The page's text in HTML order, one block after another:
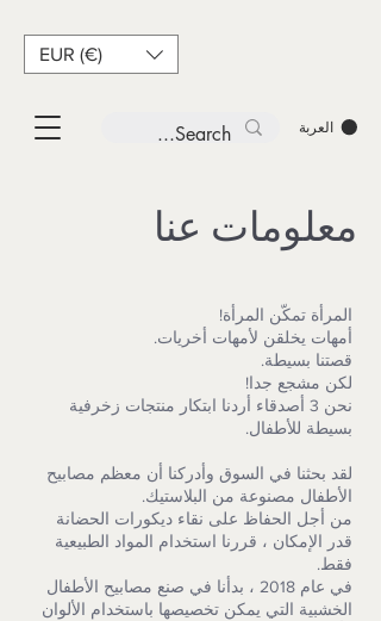
EUR (€)
العربة
معلومات عنا
المرأة تمكّن المرأة!
أمهات يخلقن لأمهات أخريات.
قصتنا بسيطة.
لكن مشجع جدا!
نحن 3 أصدقاء أردنا ابتكار منتجات زخرفية
بسيطة للأطفال.
لقد بحثنا في السوق وأدركنا أن معظم مصابيح
الأطفال مصنوعة من البلاستيك.
من أجل الحفاظ على نقاء ديكورات الحضانة
قدر الإمكان ، قررنا استخدام المواد الطبيعية
فقط.
في عام 2018 ، بدأنا في صنع مصابيح الأطفال
الخشبية التي يمكن تخصيصها باستخدام الألوان